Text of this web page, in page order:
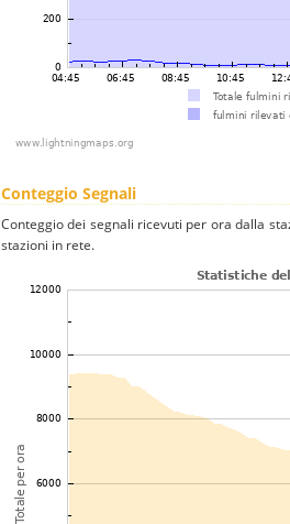
Conteggio Segnali
Conteggio dei segnali ricevuti per ora dalla
stazioni in rete.